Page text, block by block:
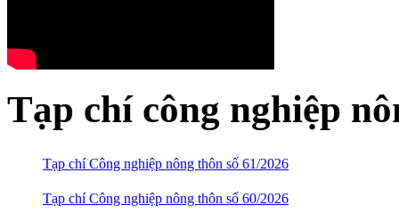
Tạp chí công nghiệp
Tạp chí Công nghiệp nông thôn số 61/2026
Tạp chí Công nghiệp nông thôn số 60/2026